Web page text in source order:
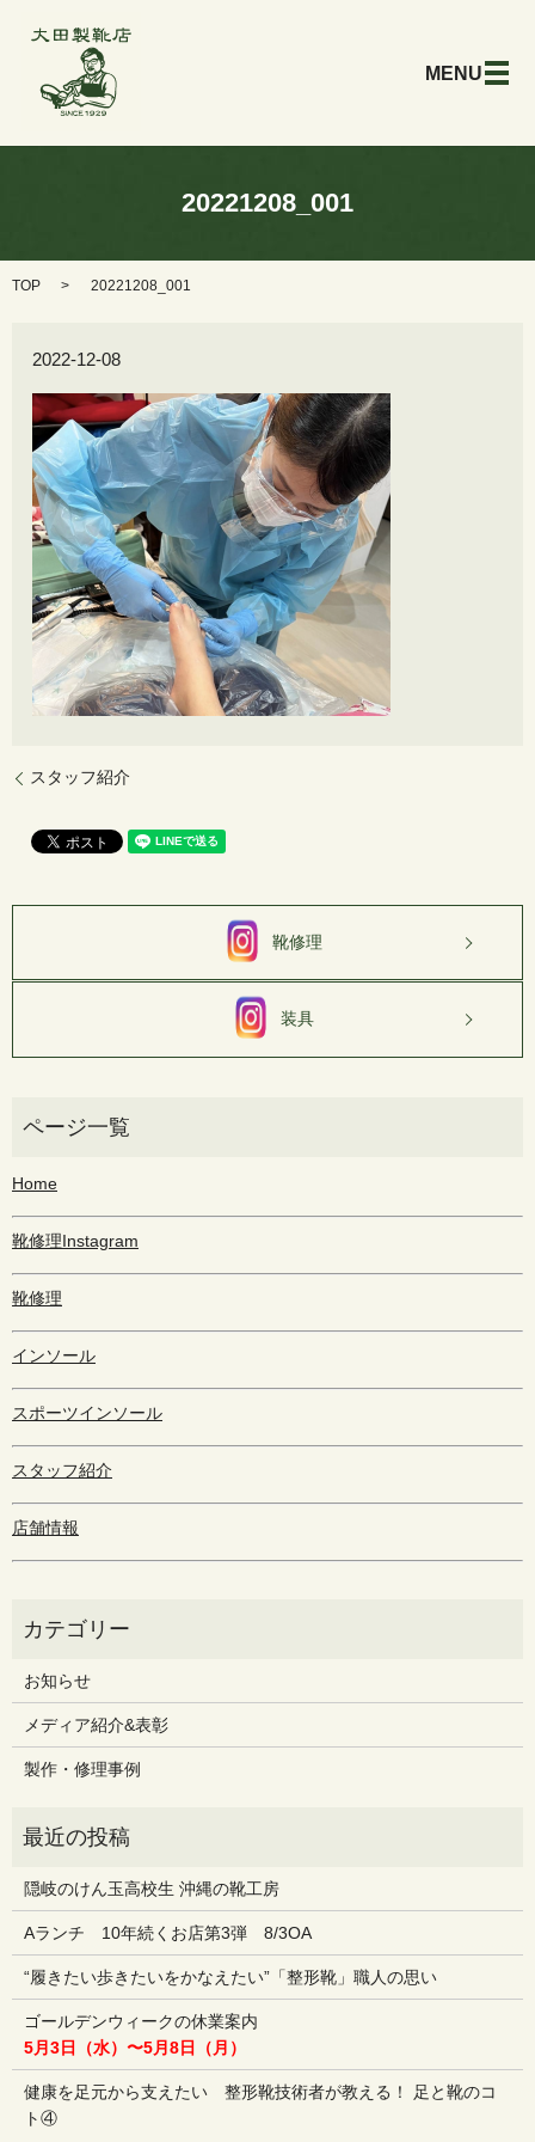
メ
20221208_001
TOP 20221208_001
2022-12-08
スタッフ紹介
靴修理
装具
Home
靴修理Instagram
靴修理
インソール
スポーツインソール
スタッフ紹介
店舗情報
お知らせ
メディア紹介&表彰
製作・修理事例
隠岐のけん玉高校生 沖縄の靴工房
Aランチ 10年続くお店第3弾 8/3OA
“履きたい歩きたいをかなえたい”「整形靴」職人の思い
ゴールデンウィークの休業案内
5月3日（水）〜5月8日（月）
健康を足元から支えたい 整形靴技術者が教える！ 足と靴のコ
ト④